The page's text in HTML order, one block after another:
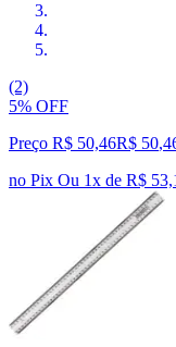
(2)
5% OFF
Preço R$ 50,46R$ 50,
no Pix Ou 1x de R$